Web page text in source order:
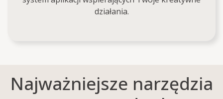
działania.
Najważniejsze narzędzia